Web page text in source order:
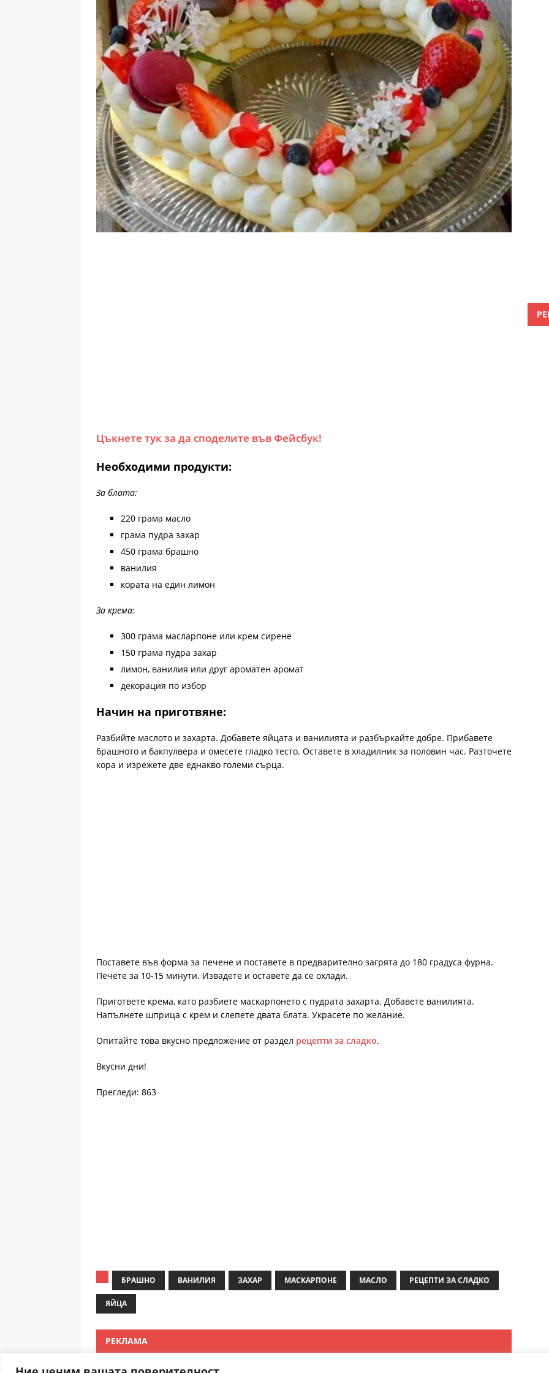
Цъкнете тук за да споделите във Фейсбук!
Необходими продукти:
За блата:
220 грама масло
грама пудра захар
450 грама брашно
ванилия
кората на един лимон
За крема:
300 грама масларпоне или крем сирене
150 грама пудра захар
лимон, ванилия или друг ароматен аромат
декорация по избор
Начин на приготвяне:
Разбийте маслото и захарта. Добавете яйцата и ванилията и разбъркайте добре. Прибавете
брашното и бакпулвера и омесете гладко тесто. Оставете в хладилник за половин час. Разточете
кора и изрежете две еднакво големи сърца.
Поставете във форма за печене и поставете в предварително загрята до 180 градуса фурна.
Печете за 10-15 минути. Извадете и оставете да се охлади.
Пригответе крема, като разбиете маскарпонето с пудрата захарта. Добавете ванилията.
Напълнете шприца с крем и слепете двата блата. Украсете по желание.
Опитайте това вкусно предложение от раздел рецепти за сладко.
Вкусни дни!
Прегледи: 863
БРАШНО ВАНИЛИЯ ЗАХАР МАСКАРПОНЕ МАСЛО РЕЦЕПТИ ЗА СЛАДКО
ЯЙЦА
РЕКЛАМА